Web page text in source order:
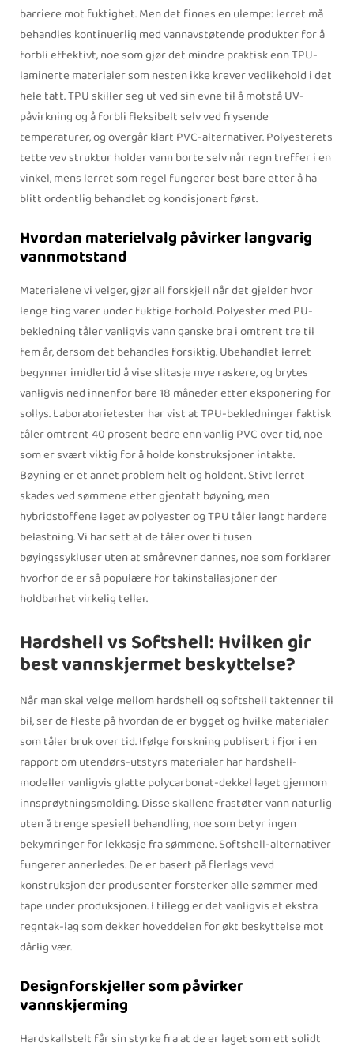
barriere mot fuktighet. Men det finnes en ulempe: lerret må
behandles kontinuerlig med vannavstøtende produkter for å
forbli effektivt, noe som gjør det mindre praktisk enn TPU-
laminerte materialer som nesten ikke krever vedlikehold i det
hele tatt. TPU skiller seg ut ved sin evne til å motstå UV-
påvirkning og å forbli fleksibelt selv ved frysende
temperaturer, og overgår klart PVC-alternativer. Polyesterets
tette vev struktur holder vann borte selv når regn treffer i en
vinkel, mens lerret som regel fungerer best bare etter å ha
blitt ordentlig behandlet og kondisjonert først.
Hvordan materielvalg påvirker langvarig
vannmotstand
Materialene vi velger, gjør all forskjell når det gjelder hvor
lenge ting varer under fuktige forhold. Polyester med PU-
bekledning tåler vanligvis vann ganske bra i omtrent tre til
fem år, dersom det behandles forsiktig. Ubehandlet lerret
begynner imidlertid å vise slitasje mye raskere, og brytes
vanligvis ned innenfor bare 18 måneder etter eksponering for
sollys. Laboratorietester har vist at TPU-bekledninger faktisk
tåler omtrent 40 prosent bedre enn vanlig PVC over tid, noe
som er svært viktig for å holde konstruksjoner intakte.
Bøyning er et annet problem helt og holdent. Stivt lerret
skades ved sømmene etter gjentatt bøyning, men
hybridstoffene laget av polyester og TPU tåler langt hardere
belastning. Vi har sett at de tåler over ti tusen
bøyingssykluser uten at smårevner dannes, noe som forklarer
hvorfor de er så populære for takinstallasjoner der
holdbarhet virkelig teller.
Hardshell vs Softshell: Hvilken gir
best vannskjermet beskyttelse?
Når man skal velge mellom hardshell og softshell taktenner til
bil, ser de fleste på hvordan de er bygget og hvilke materialer
som tåler bruk over tid. Ifølge forskning publisert i fjor i en
rapport om utendørs-utstyrs materialer har hardshell-
modeller vanligvis glatte polycarbonat-dekkel laget gjennom
innsprøytningsmolding. Disse skallene frastøter vann naturlig
uten å trenge spesiell behandling, noe som betyr ingen
bekymringer for lekkasje fra sømmene. Softshell-alternativer
fungerer annerledes. De er basert på flerlags vevd
konstruksjon der produsenter forsterker alle sømmer med
tape under produksjonen. I tillegg er det vanligvis et ekstra
regntak-lag som dekker hoveddelen for økt beskyttelse mot
dårlig vær.
Designforskjeller som påvirker
vannskjerming
Hardskallstelt får sin styrke fra at de er laget som ett solidt